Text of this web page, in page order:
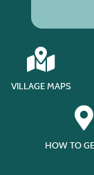
VILLAGE MAPS
HOW TO